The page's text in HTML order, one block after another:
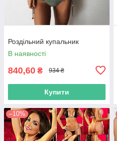
Роздільний купальник
В наявності
840,60 ₴ 934 ₴
Купити
–10%